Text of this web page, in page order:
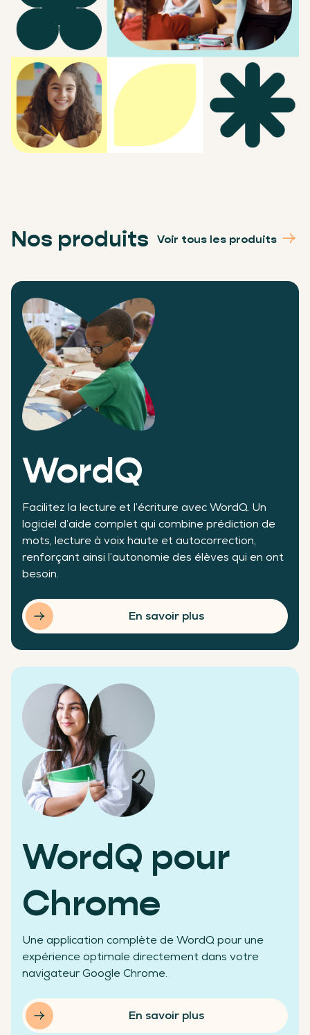
Nos produits Voir tous les produits
WordQ
Facilitez la lecture et l’écriture avec WordQ. Un
logiciel d’aide complet qui combine prédiction de
mots, lecture à voix haute et autocorrection,
renforçant ainsi l’autonomie des élèves qui en ont
besoin.
En savoir plus
WordQ pour
Chrome
Une application complète de WordQ pour une
expérience optimale directement dans votre
navigateur Google Chrome.
En savoir plus
Des chiffres qui témoignent de notre réussite
+200 000
élèves aidés